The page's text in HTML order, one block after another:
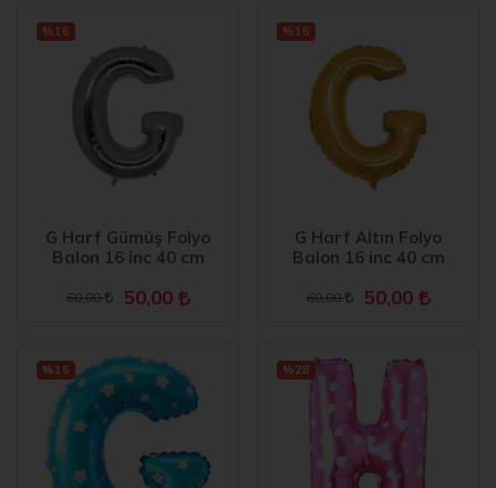
G Harf Gümüş Folyo
Balon 16 inc 40 cm
60,00 50,00
%16
G Harf Altın Folyo
Balon 16 inc 40 cm
60,00 50,00
%16
%16 %28